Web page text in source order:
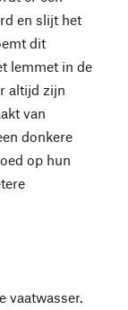
en slijt het
dit
lemmet in de
altijd zijn
van
donkere
op hun
vaatwasser.